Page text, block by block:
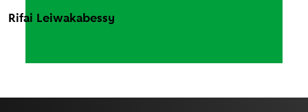
Rifai Leiwakabessy